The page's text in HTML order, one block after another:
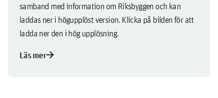
samband med information om Riksbyggen och kan
laddas ner i högupplöst version. Klicka på bilden för att
ladda ner den i hög upplösning.
Läs merarrow_forward